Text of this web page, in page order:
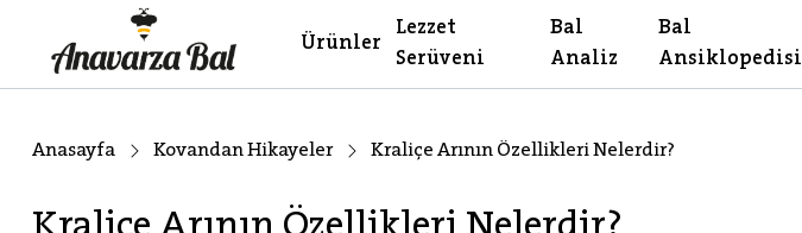
Ürünler
Lezzet
Serüveni
Bal
Analiz
Bal
Ansiklopedisi
Anasayfa Kovandan Hikayeler Kraliçe Arının Özellikleri Nelerdir?